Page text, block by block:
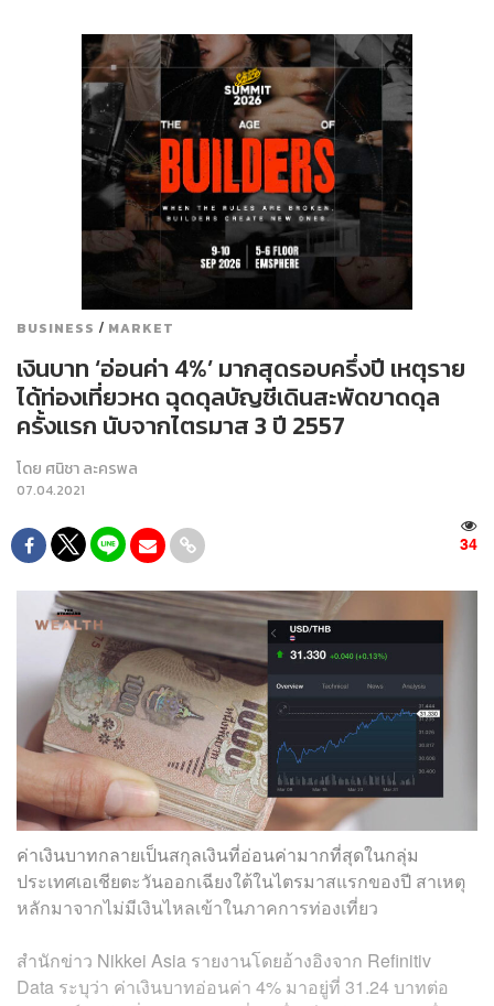
BUSINESS / MARKET
เงินบาท ‘อ่อนค่า 4%’ มากสุดรอบครึ่งปี เหตุราย
ได้ท่องเที่ยวหด ฉุดดุลบัญชีเดินสะพัดขาดดุล
ครั้งแรก นับจากไตรมาส 3 ปี 2557
โดย ศนิชา ละครพล
07.04.2021
34
ค่าเงินบาทกลายเป็นสกุลเงินที่อ่อนค่ามากที่สุดในกลุ่ม
ประเทศเอเชียตะวันออกเฉียงใต้ในไตรมาสแรกของปี สาเหตุ
หลักมาจากไม่มีเงินไหลเข้าในภาคการท่องเที่ยว
สำนักข่าว Nikkei Asia รายงานโดยอ้างอิงจาก Refinitiv
Data ระบุว่า ค่าเงินบาทอ่อนค่า 4% มาอยู่ที่ 31.24 บาทต่อ